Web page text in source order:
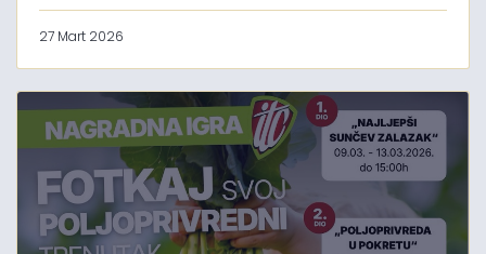
27 Mart 2026